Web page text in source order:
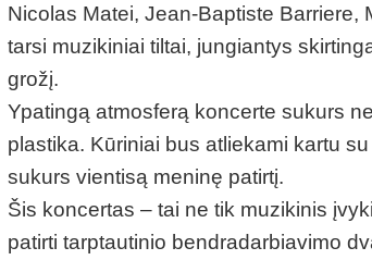
Nicolas Matei, Jean-Baptiste Barriere,
tarsi muzikiniai tiltai, jungiantys
grožį.
Ypatingą atmosferą koncerte sukurs
plastika. Kūriniai bus atliekami kartu
sukurs vientisą meninę patirtį.
Šis koncertas – tai ne tik muzikinis
patirti tarptautinio bendradarbiavimo